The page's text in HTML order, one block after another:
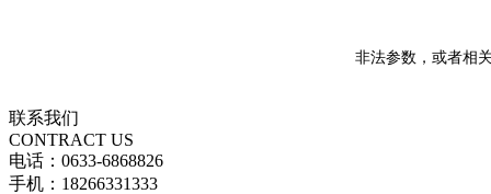
非法参数，或者相
联系我们
CONTRACT US
电话： 0633-6868826
手机： 18266331333